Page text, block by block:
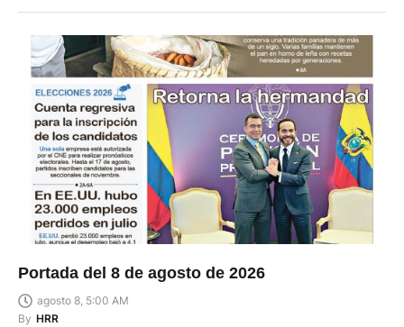
Portada del 8 de agosto de 2026
agosto 8, 5:00 AM
By HRR